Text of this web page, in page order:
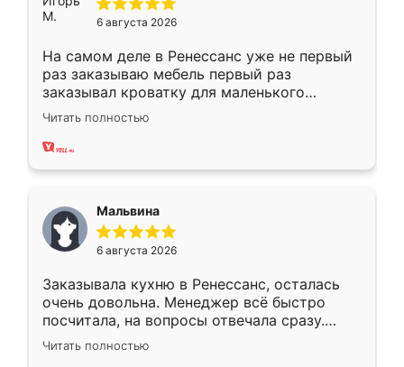
6 августа 2026
На самом деле в Ренессанс уже не первый
раз заказываю мебель первый раз
заказывал кроватку для маленького
ребёнка при его рождении ,во второй раз
заказал шкаф-купе. По качеству очень
хорошее сборка достаточно быстрая,
меньше, здесь же он более разнообразный.
Мне нравится ,если что-то потребуется из
мебели буду заказывать только здесь.
Читать полностью
Мальвина
6 августа 2026
Заказывала кухню в Ренессанс, осталась
очень довольна. Менеджер всё быстро
посчитала, на вопросы отвечала сразу.
Замерщик приехал в субботу, подошёл к
делу со всей ответственностью. Собрали
Читать полностью